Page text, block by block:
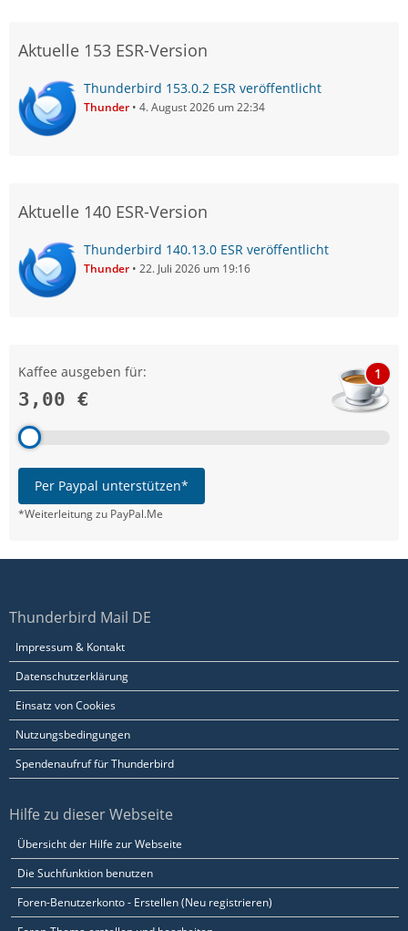
Aktuelle 153 ESR-Version
Thunderbird 153.0.2 ESR veröffentlicht
Thunder 4. August 2026 um 22:34
Aktuelle 140 ESR-Version
Thunderbird 140.13.0 ESR veröffentlicht
Thunder 22. Juli 2026 um 19:16
Kaffee ausgeben für:
3,00 €
1
Per Paypal unterstützen*
*Weiterleitung zu PayPal.Me
Thunderbird Mail DE
Impressum & Kontakt
Datenschutzerklärung
Einsatz von Cookies
Nutzungsbedingungen
Spendenaufruf für Thunderbird
Hilfe zu dieser Webseite
Übersicht der Hilfe zur Webseite
Die Suchfunktion benutzen
Foren-Benutzerkonto - Erstellen (Neu registrieren)